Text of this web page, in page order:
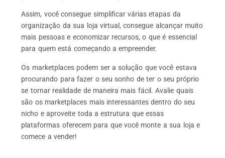
Assim, você consegue simplificar várias etapas da
organização da sua loja virtual, consegue alcançar muito
mais pessoas e economizar recursos, o que é essencial
para quem está começando a empreender.
Os marketplaces podem ser a solução que você estava
procurando para fazer o seu sonho de ter o seu próprio
se tornar realidade de maneira mais fácil. Avalie quais
são os marketplaces mais interessantes dentro do seu
nicho e aproveite toda a estrutura que essas
plataformas oferecem para que você monte a sua loja e
comece a vender!